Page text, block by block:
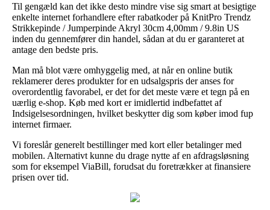
Til gengæld kan det ikke desto mindre vise sig smart at besigtige
enkelte internet forhandlere efter rabatkoder på KnitPro Trendz
Strikkepinde / Jumperpinde Akryl 30cm 4,00mm / 9.8in US
inden du gennemfører din handel, sådan at du er garanteret at
antage den bedste pris.
Man må blot være omhyggelig med, at når en online butik
reklamerer deres produkter for en udsalgspris der anses for
overordentlig favorabel, er det for det meste være et tegn på en
uærlig e-shop. Køb med kort er imidlertid indbefattet af
Indsigelsesordningen, hvilket beskytter dig som køber imod fup
internet firmaer.
Vi foreslår generelt bestillinger med kort eller betalinger med
mobilen. Alternativt kunne du drage nytte af en afdragsløsning
som for eksempel ViaBill, forudsat du foretrækker at finansiere
prisen over tid.